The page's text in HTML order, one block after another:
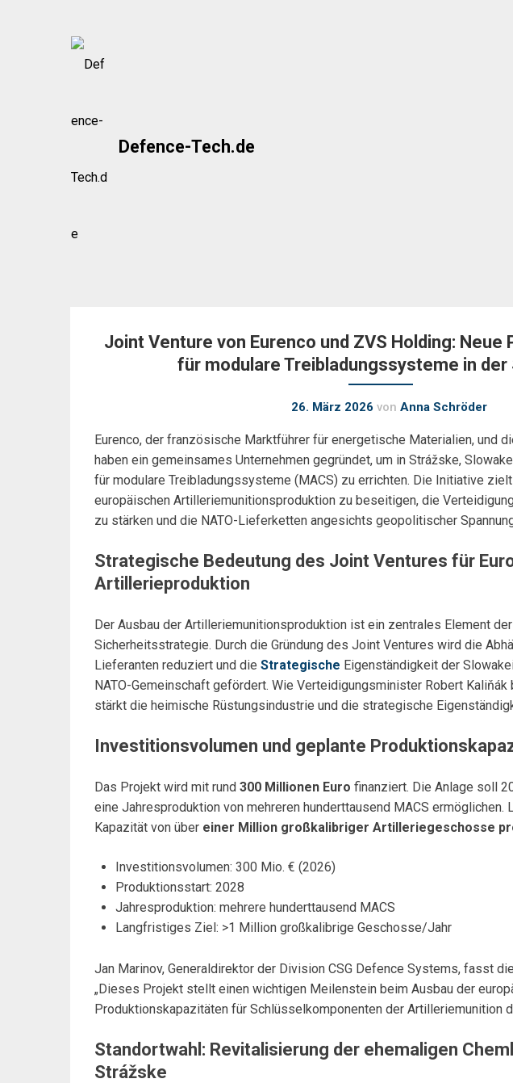
Defence-Tech.de
Joint Venture von Eurenco und ZVS Holding: Neue
für modulare Treibladungssysteme in der
26. März 2026 von Anna Schröder
Eurenco, der französische Marktführer für energetische Materialien, und
haben ein gemeinsames Unternehmen gegründet, um in Strážske,
für modulare Treibladungssysteme (MACS) zu errichten. Die Initiative
europäischen Artilleriemunitionsproduktion zu beseitigen, die
zu stärken und die NATO-Lieferketten angesichts geopolitischer
Strategische Bedeutung des Joint Ventures für
Artillerieproduktion
Der Ausbau der Artilleriemunitionsproduktion ist ein zentrales Element
Sicherheitsstrategie. Durch die Gründung des Joint Ventures wird die
Lieferanten reduziert und die Strategische Eigenständigkeit der
NATO-Gemeinschaft gefördert. Wie Verteidigungsminister Robert Kaliňák
stärkt die heimische Rüstungsindustrie und die strategische
Investitionsvolumen und geplante
Das Projekt wird mit rund 300 Millionen Euro finanziert. Die Anlage soll
eine Jahresproduktion von mehreren hunderttausend MACS ermöglichen.
Kapazität von über einer Million großkalibriger Artilleriegeschosse
Investitionsvolumen: 300 Mio. € (2026)
Produktionsstart: 2028
Jahresproduktion: mehrere hunderttausend MACS
Langfristiges Ziel: >1 Million großkalibrige Geschosse/Jahr
Jan Marinov, Generaldirektor der Division CSG Defence Systems, fasst
„Dieses Projekt stellt einen wichtigen Meilenstein beim Ausbau der
Produktionskapazitäten für Schlüsselkomponenten der Artilleriemunition
Standortwahl: Revitalisierung der ehemaligen
Strážske